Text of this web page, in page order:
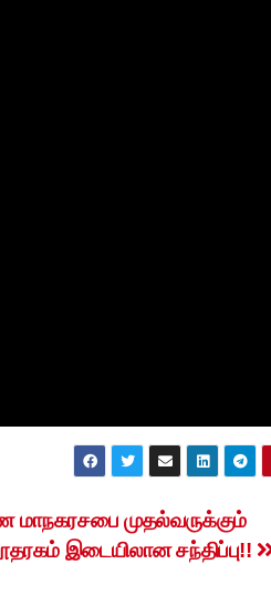
மாநகரசபை முதல்வருக்கும்
இடையிலான சந்திப்பு!!